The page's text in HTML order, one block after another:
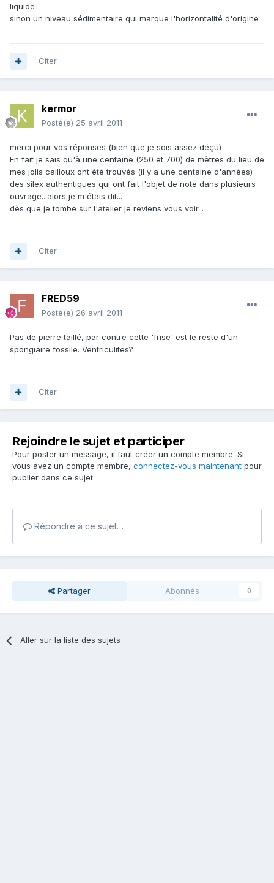
liquide
sinon un niveau sédimentaire qui marque l'horizontalité d'origine
Citer
kermor
Posté(e) 25 avril 2011
merci pour vos réponses (bien que je sois assez déçu)
En fait je sais qu'à une centaine (250 et 700) de mètres du lieu de
mes jolis cailloux ont été trouvés (il y a une centaine d'années)
des silex authentiques qui ont fait l'objet de note dans plusieurs
ouvrage...alors je m'étais dit...
dès que je tombe sur l'atelier je reviens vous voir...
Citer
FRED59
Posté(e) 26 avril 2011
Pas de pierre taillé, par contre cette 'frise' est le reste d'un
spongiaire fossile. Ventriculites?
Citer
Rejoindre le sujet et participer
Pour poster un message, il faut créer un compte membre. Si
vous avez un compte membre, connectez-vous maintenant pour
publier dans ce sujet.
Répondre à ce sujet…
Partager Abonnés 0
Aller sur la liste des sujets